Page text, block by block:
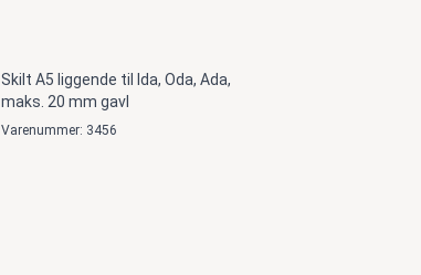
Skilt A5 liggende til Ida, Oda, Ada,
maks. 20 mm gavl
Varenummer: 3456